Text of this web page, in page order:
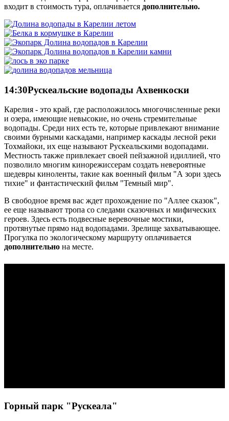
входит в стоимость тура, оплачивается дополнительно.
14:30Рускеальские водопады Ахвенкоски
Карелия - это край, где расположилось многочисленные реки
и озера, имеющие невысокие, но очень стремительные
водопады. Среди них есть те, которые привлекают внимание
своими бурными каскадами, например каскады лесной реки
Тохмайоки, их еще называют Рускеальскими водопадами.
Местность также привлекает своей пейзажной идиллией, что
позволило многим кинорежиссерам создать невероятные
шедевры киноленты, такие как военный фильм "А зори здесь
тихие" и фантастический фильм "Темный мир".
В свободное время вас ждет прохождение по "Аллее сказок",
ее еще называют тропа со следами сказочных и мифических
героев. Здесь есть подвесные веревочные мостики,
протянутые прямо над водопадами. Зрелище захватывающее.
Прогулка по экологическому маршруту оплачивается
дополнительно на месте.
Горный парк "Рускеала"